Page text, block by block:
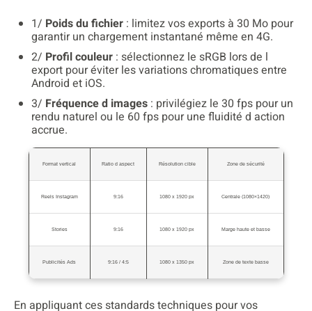
1/ Poids du fichier : limitez vos exports à 30 Mo pour
garantir un chargement instantané même en 4G.
2/ Profil couleur : sélectionnez le sRGB lors de l
export pour éviter les variations chromatiques entre
Android et iOS.
3/ Fréquence d images : privilégiez le 30 fps pour un
rendu naturel ou le 60 fps pour une fluidité d action
accrue.
Format vertical Ratio d aspect Résolution cible Zone de sécurité
Reels Instagram 9:16 1080 x 1920 px Centrale (1080×1420)
Stories 9:16 1080 x 1920 px Marge haute et basse
Publicités Ads 9:16 / 4:5 1080 x 1350 px Zone de texte basse
En appliquant ces standards techniques pour vos